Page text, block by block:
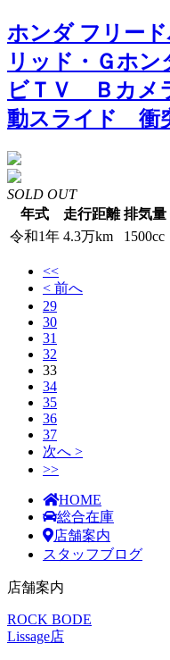
ホンダ フリー
リッド・Ｇホ
ビＴＶ Ｂカ
動スライド 衝
SOLD OUT
年式
走行距離 排気量
令和1年 4.3万km 1500cc
<<
< 前へ
29
30
31
32
33
34
35
36
37
次へ >
>>
HOME
総合在庫
店舗案内
スタッフブログ
店舗案内
ROCK BODE
Lissage店